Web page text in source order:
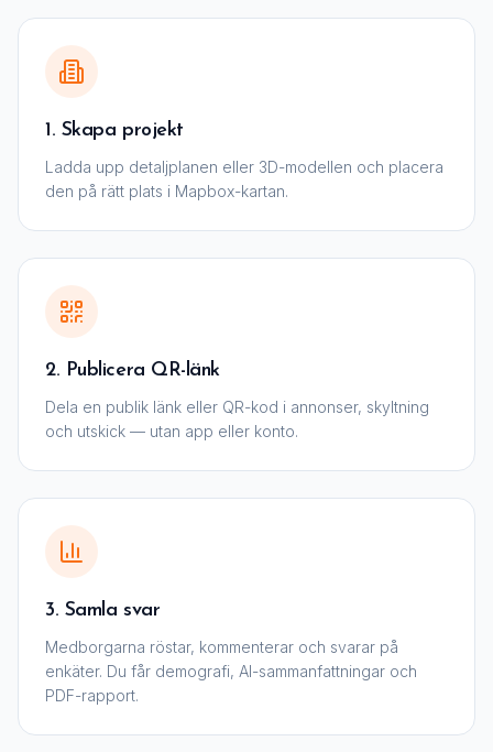
1. Skapa projekt
Ladda upp detaljplanen eller 3D-modellen och placera
den på rätt plats i Mapbox-kartan.
2. Publicera QR-länk
Dela en publik länk eller QR-kod i annonser, skyltning
och utskick — utan app eller konto.
3. Samla svar
Medborgarna röstar, kommenterar och svarar på
enkäter. Du får demografi, AI-sammanfattningar och
PDF-rapport.